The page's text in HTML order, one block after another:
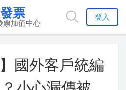
票
票加值中心
登入
國外客戶統編